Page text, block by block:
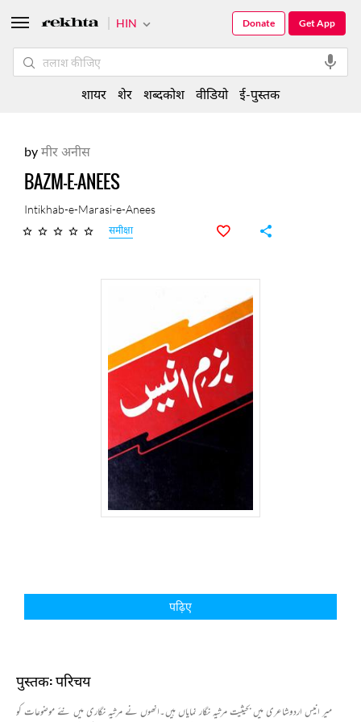
byमीर अनीस
BAZM-E-ANEES
Intikhab-e-Marasi-e-Anees
समीक्षा
पढ़िए
पुस्तक: परिचय
میر انیس اردوشاعری میں بحیثیت مرثیہ نگار نمایاں ہیں۔انھوں نے مرثیہ نگاری میں نئے موضوعات کو
HIN Get App
Donate
शायर शेर शब्दकोश वीडियो ई-पुस्तक